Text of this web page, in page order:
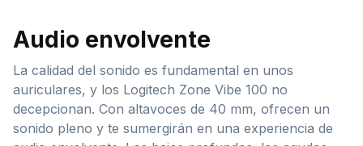
Audio envolvente
La calidad del sonido es fundamental en unos
auriculares, y los Logitech Zone Vibe 100 no
decepcionan. Con altavoces de 40 mm, ofrecen un
sonido pleno y te sumergirán en una experiencia de